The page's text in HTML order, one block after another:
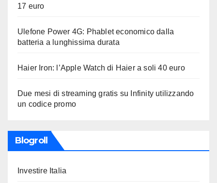
17 euro
Ulefone Power 4G: Phablet economico dalla
batteria a lunghissima durata
Haier Iron: l’Apple Watch di Haier a soli 40 euro
Due mesi di streaming gratis su Infinity utilizzando
un codice promo
Blogroll
Investire Italia